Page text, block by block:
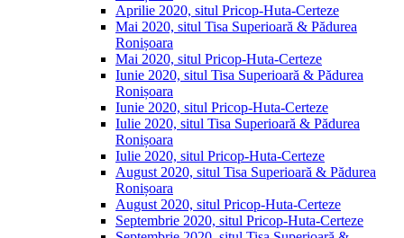
Aprilie 2020, situl Pricop-Huta-Certeze
Mai 2020, situl Tisa Superioară & Pădurea
Ronișoara
Mai 2020, situl Pricop-Huta-Certeze
Iunie 2020, situl Tisa Superioară & Pădurea
Ronișoara
Iunie 2020, situl Pricop-Huta-Certeze
Iulie 2020, situl Tisa Superioară & Pădurea
Ronișoara
Iulie 2020, situl Pricop-Huta-Certeze
August 2020, situl Tisa Superioară & Pădurea
Ronișoara
August 2020, situl Pricop-Huta-Certeze
Septembrie 2020, situl Pricop-Huta-Certeze